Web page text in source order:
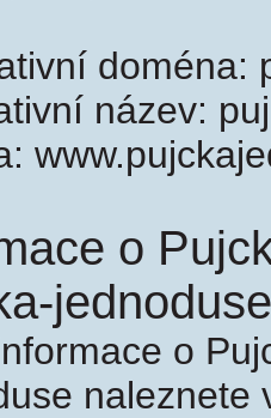
doména:
název:
o
o
naleznete